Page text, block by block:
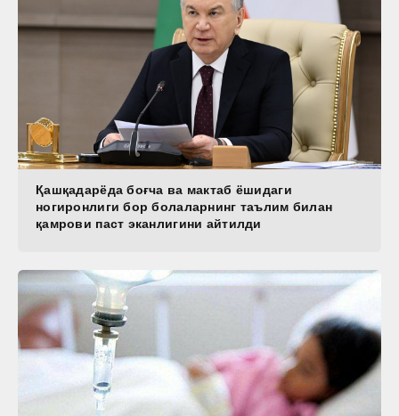
Қашқадарёда боғча ва мактаб ёшидаги
ногиронлиги бор болаларнинг таълим билан
қамрови паст эканлигини айтилди